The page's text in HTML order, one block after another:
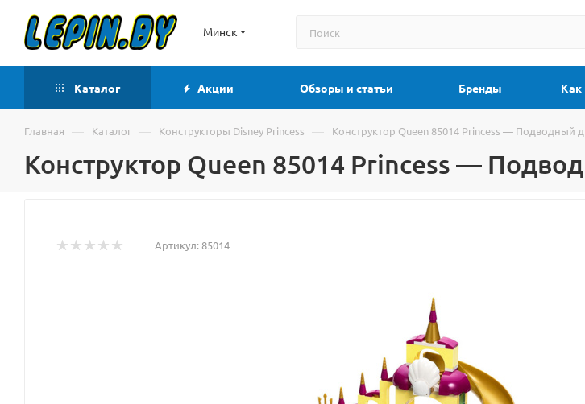
Минск
Каталог Акции Обзоры и статьи Бренды Как
Главная — Каталог — Конструкторы Disney Princess — Конструктор Queen 85014 Princess — Подводный
Конструктор Queen 85014 Princess —
Артикул: 85014